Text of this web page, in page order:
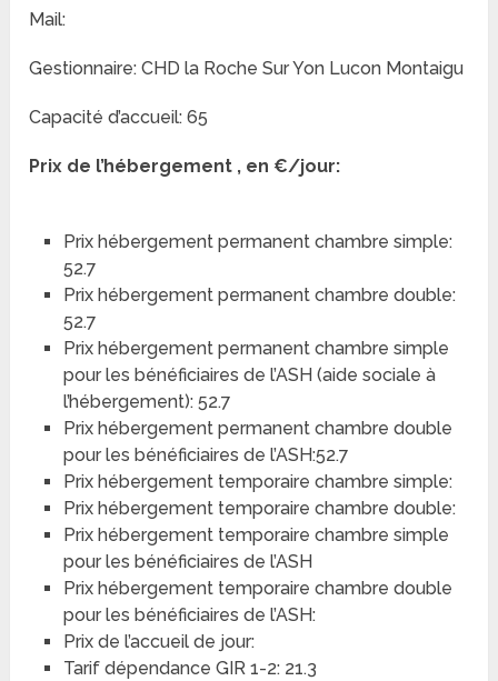
Mail:
Gestionnaire: CHD la Roche Sur Yon Lucon Montaigu
Capacité d’accueil: 65
Prix de l’hébergement , en €/jour:
Prix hébergement permanent chambre simple:
52.7
Prix hébergement permanent chambre double:
52.7
Prix hébergement permanent chambre simple
pour les bénéficiaires de l’ASH (aide sociale à
l’hébergement): 52.7
Prix hébergement permanent chambre double
pour les bénéficiaires de l’ASH:52.7
Prix hébergement temporaire chambre simple:
Prix hébergement temporaire chambre double:
Prix hébergement temporaire chambre simple
pour les bénéficiaires de l’ASH
Prix hébergement temporaire chambre double
pour les bénéficiaires de l’ASH:
Prix de l’accueil de jour:
Tarif dépendance GIR 1-2: 21.3